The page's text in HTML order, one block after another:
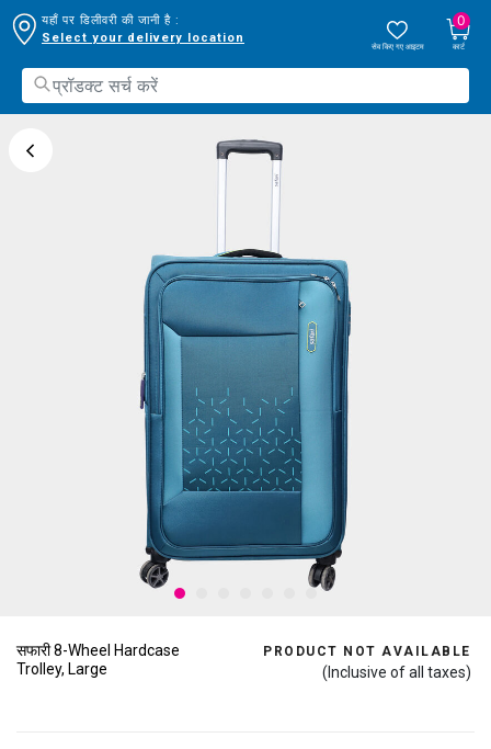
यहाँ पर डिलीवरी की जानी है :
Select your delivery location
सेव किए गए आइटम
0
कार्ट
सफारी 8-Wheel Hardcase
Trolley, Large
PRODUCT NOT AVAILABLE
(Inclusive of all taxes)